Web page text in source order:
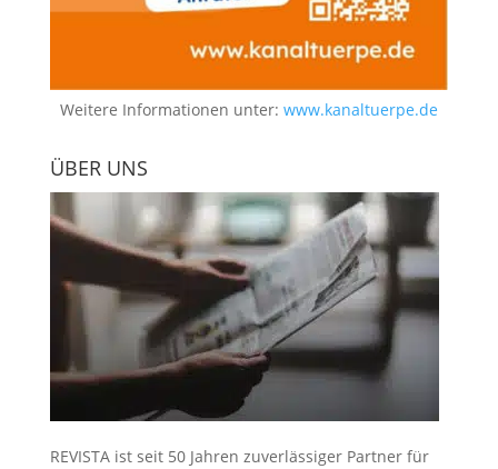
Weitere Informationen unter: www.kanaltuerpe.de
ÜBER UNS
REVISTA ist seit 50 Jahren zuverlässiger Partner für